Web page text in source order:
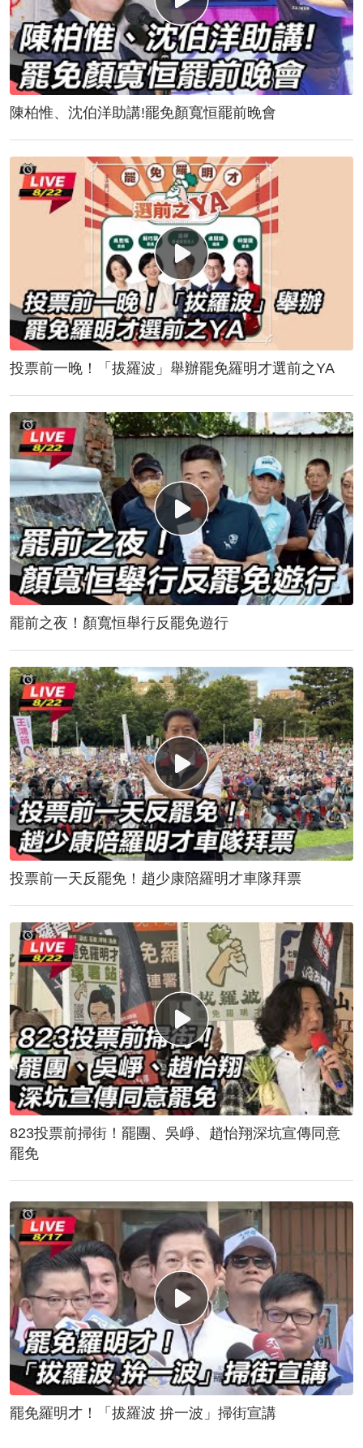
陳柏惟、沈伯洋助講!罷免顏寬恒罷前晚會
投票前一晚！「拔羅波」舉辦罷免羅明才選前之YA
罷前之夜！顏寬恒舉行反罷免遊行
投票前一天反罷免！趙少康陪羅明才車隊拜票
823投票前掃街！罷團、吳崢、趙怡翔深坑宣傳同意
罷免
罷免羅明才！「拔羅波 拚一波」掃街宣講